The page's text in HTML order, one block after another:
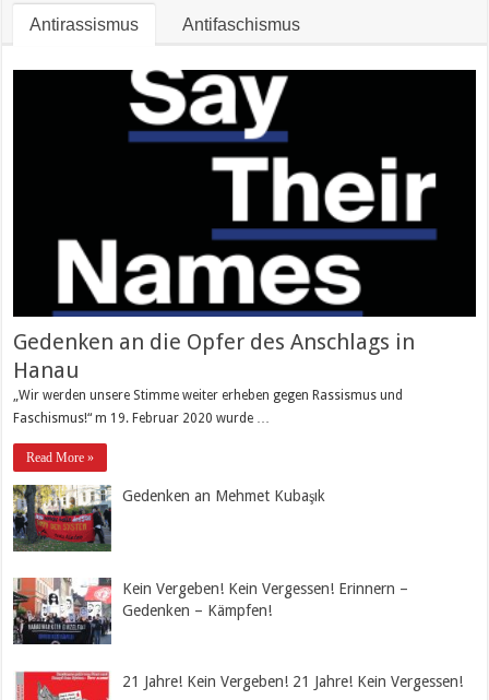
Antirassismus Antifaschismus
Gedenken an die Opfer des Anschlags in
Hanau
„Wir werden unsere Stimme weiter erheben gegen Rassismus und
Faschismus!“ m 19. Februar 2020 wurde …
Read More »
Gedenken an Mehmet Kubaşık
Kein Vergeben! Kein Vergessen! Erinnern –
Gedenken – Kämpfen!
21 Jahre! Kein Vergeben! 21 Jahre! Kein Vergessen!